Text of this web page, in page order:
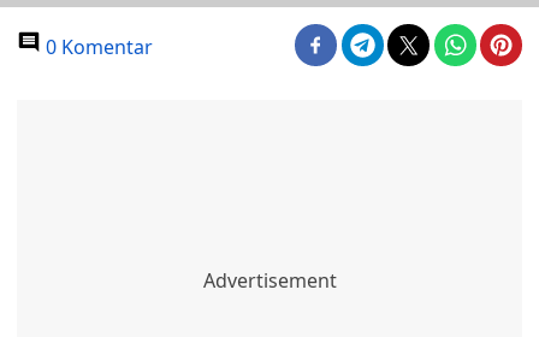
0 Komentar